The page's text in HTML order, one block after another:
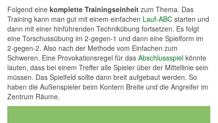
Folgend eine komplette Trainingseinheit zum Thema. Das
Training kann man gut mit einem einfachen Lauf-ABC starten und
dann mit einer hinführenden Technikübung fortsetzen. Es folgt
eine Torschussübung im 2-gegen-1 und dann eine Spielform im
2-gegen-2. Also nach der Methode vom Einfachen zum
Schweren. Eine Provokationsregel für das Abschlussspiel könnte
lauten, dass bei einem Treffer alle Spieler über der Mittellinie sein
müssen. Das Spielfeld sollte dann breit aufgebaut werden. So
haben die Außenspieler beim Kontern Breite und die Angreifer im
Zentrum Räume.